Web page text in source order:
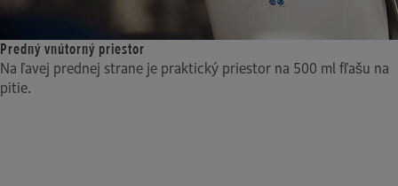
Predný vnútorný priestor
Na ľavej prednej strane je praktický priestor na 500 ml fľašu na
pitie.